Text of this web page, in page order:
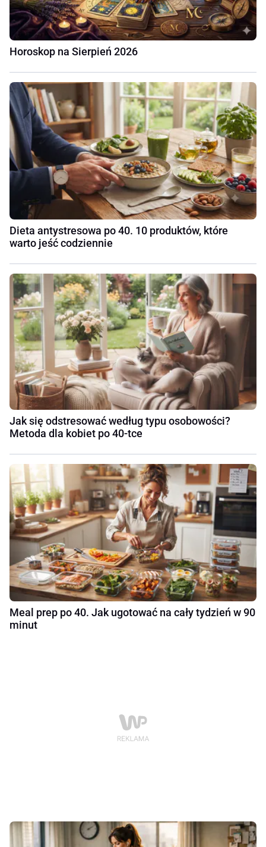
Horoskop na Sierpień 2026
Dieta antystresowa po 40. 10 produktów, które
warto jeść codziennie
Jak się odstresować według typu osobowości?
Metoda dla kobiet po 40-tce
Meal prep po 40. Jak ugotować na cały tydzień w 90
minut